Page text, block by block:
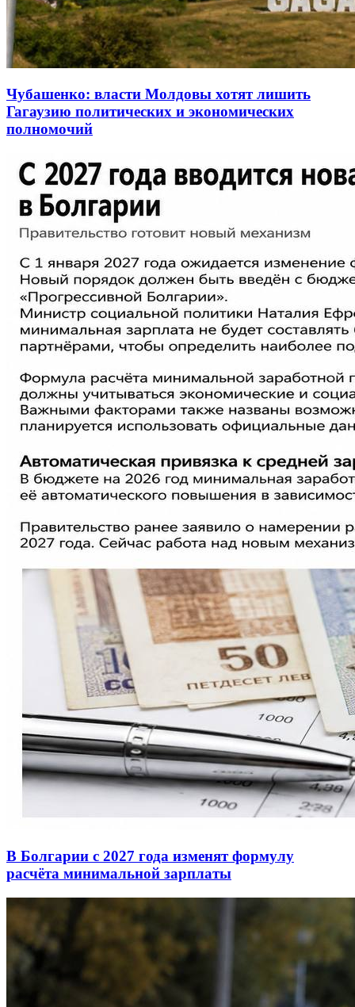
Чубашенко: власти Молдовы хотят лишить
Гагаузию политических и экономических
полномочий
В Болгарии с 2027 года изменят формулу
расчёта минимальной зарплаты